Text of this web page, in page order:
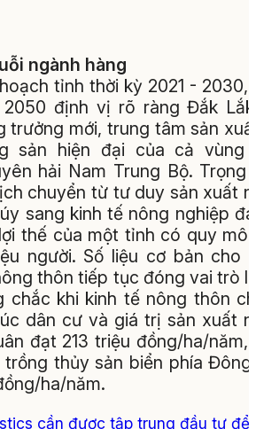
ngành hàng
tỉnh thời kỳ 2021 - 2030,
2050 định vị rõ ràng Đắk
trưởng mới, trung tâm sản
sản hiện đại của cả vùng
hải Nam Trung Bộ. Trọng
chuyển từ tư duy sản xuất
sang kinh tế nông nghiệp
thế của một tỉnh có quy mô
người. Số liệu cơ bản cho
thôn tiếp tục đóng vai trò
chắc khi kinh tế nông thôn
dân cư và giá trị sản xuất
đạt 213 triệu đồng/ha/năm,
trồng thủy sản biển phía
ha/năm.